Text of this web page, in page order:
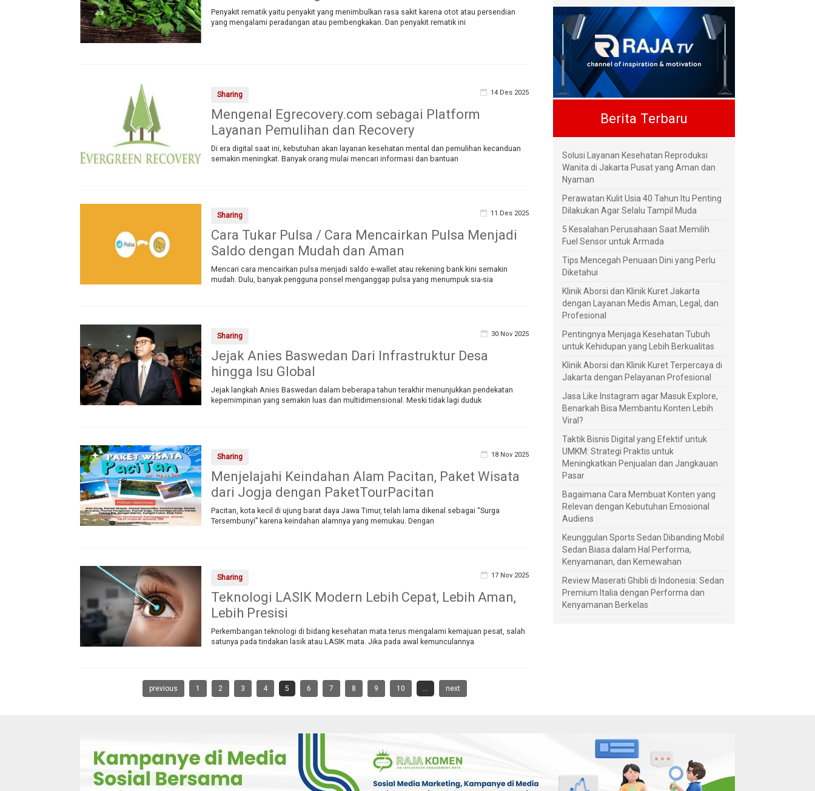
Penyakit rematik yaitu penyakit yang menimbulkan rasa sakit karena otot atau persendian
yang mengalami peradangan atau pembengkakan. Dan penyakit rematik ini
Sharing 14 Des 2025
Mengenal Egrecovery.com sebagai Platform
Layanan Pemulihan dan Recovery
Di era digital saat ini, kebutuhan akan layanan kesehatan mental dan pemulihan kecanduan
semakin meningkat. Banyak orang mulai mencari informasi dan bantuan
Sharing 11 Des 2025
Cara Tukar Pulsa / Cara Mencairkan Pulsa Menjadi
Saldo dengan Mudah dan Aman
Mencari cara mencairkan pulsa menjadi saldo e-wallet atau rekening bank kini semakin
mudah. Dulu, banyak pengguna ponsel menganggap pulsa yang menumpuk sia-sia
Sharing 30 Nov 2025
Jejak Anies Baswedan Dari Infrastruktur Desa
hingga Isu Global
Jejak langkah Anies Baswedan dalam beberapa tahun terakhir menunjukkan pendekatan
kepemimpinan yang semakin luas dan multidimensional. Meski tidak lagi duduk
Sharing 18 Nov 2025
Menjelajahi Keindahan Alam Pacitan, Paket Wisata
dari Jogja dengan PaketTourPacitan
Pacitan, kota kecil di ujung barat daya Jawa Timur, telah lama dikenal sebagai “Surga
Tersembunyi” karena keindahan alamnya yang memukau. Dengan
Sharing 17 Nov 2025
Teknologi LASIK Modern Lebih Cepat, Lebih Aman,
Lebih Presisi
Perkembangan teknologi di bidang kesehatan mata terus mengalami kemajuan pesat, salah
satunya pada tindakan lasik atau LASIK mata. Jika pada awal kemunculannya
previous 1 2 3 4 5 6 7 8 9 10 ... next
Berita Terbaru
Solusi Layanan Kesehatan Reproduksi
Wanita di Jakarta Pusat yang Aman dan
Nyaman
Perawatan Kulit Usia 40 Tahun Itu Penting
Dilakukan Agar Selalu Tampil Muda
5 Kesalahan Perusahaan Saat Memilih
Fuel Sensor untuk Armada
Tips Mencegah Penuaan Dini yang Perlu
Diketahui
Klinik Aborsi dan Klinik Kuret Jakarta
dengan Layanan Medis Aman, Legal, dan
Profesional
Pentingnya Menjaga Kesehatan Tubuh
untuk Kehidupan yang Lebih Berkualitas
Klinik Aborsi dan Klinik Kuret Terpercaya di
Jakarta dengan Pelayanan Profesional
Jasa Like Instagram agar Masuk Explore,
Benarkah Bisa Membantu Konten Lebih
Viral?
Taktik Bisnis Digital yang Efektif untuk
UMKM: Strategi Praktis untuk
Meningkatkan Penjualan dan Jangkauan
Pasar
Bagaimana Cara Membuat Konten yang
Relevan dengan Kebutuhan Emosional
Audiens
Keunggulan Sports Sedan Dibanding Mobil
Sedan Biasa dalam Hal Performa,
Kenyamanan, dan Kemewahan
Review Maserati Ghibli di Indonesia: Sedan
Premium Italia dengan Performa dan
Kenyamanan Berkelas